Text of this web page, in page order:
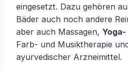
eingesetzt. Dazu gehören
Bäder auch noch andere
aber auch Massagen,
Farb- und Musiktherapie
ayurvedischer Arzneimittel.